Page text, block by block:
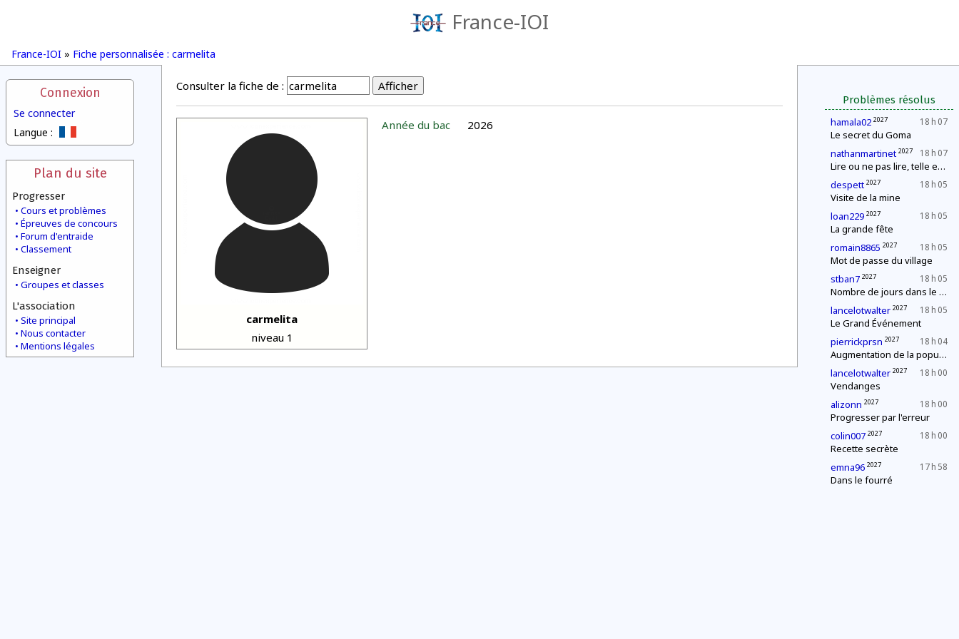
France-IOI
France-IOI » Fiche personnalisée : carmelita
Connexion
Se connecter
Langue :
Plan du site
Progresser
Cours et problèmes
Épreuves de concours
Forum d'entraide
Classement
Enseigner
Groupes et classes
L'association
Site principal
Nous contacter
Mentions légales
Problèmes résolus
18 h 07
hamala02 2027
Le secret du Goma
18 h 07
nathanmartinet 2027
Lire ou ne pas lire, telle est la question
18 h 05
despett 2027
Visite de la mine
18 h 05
loan229 2027
La grande fête
18 h 05
romain8865 2027
Mot de passe du village
18 h 05
stban7 2027
Nombre de jours dans le mois
18 h 05
lancelotwalter 2027
Le Grand Événement
18 h 04
pierrickprsn 2027
Augmentation de la population
18 h 00
lancelotwalter 2027
Vendanges
18 h 00
alizonn 2027
Progresser par l'erreur
18 h 00
colin007 2027
Recette secrète
17 h 58
emna96 2027
Dans le fourré
Consulter la fiche de :
carmelita
niveau 1
Année du bac 2026